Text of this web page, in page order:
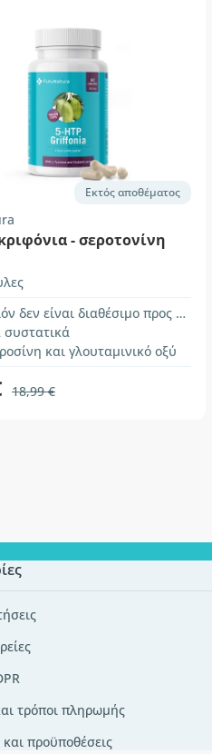
Εκτός αποθέματος
- σεροτονίνη
δεν είναι διαθέσιμο προς πώληση.
και γλουταμινικό οξύ
18,99 €
τρόποι πληρωμής
και προϋποθέσεις